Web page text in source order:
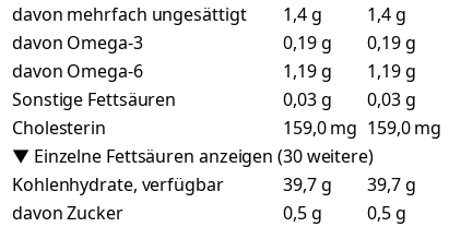
davon mehrfach ungesättigt
1,4 g
1,4 g
davon Omega-3
0,19 g
0,19 g
davon Omega-6
1,19 g
1,19 g
Sonstige Fettsäuren
0,03 g
0,03 g
Cholesterin
159,0 mg 159,0 mg
▼ Einzelne Fettsäuren anzeigen (30 weitere)
Kohlenhydrate, verfügbar
39,7 g
39,7 g
davon Zucker
0,5 g
0,5 g